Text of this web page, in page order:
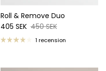
Roll & Remove Duo
Reapris
405 SEK Ordinarie pris
450 SEK
1 recension